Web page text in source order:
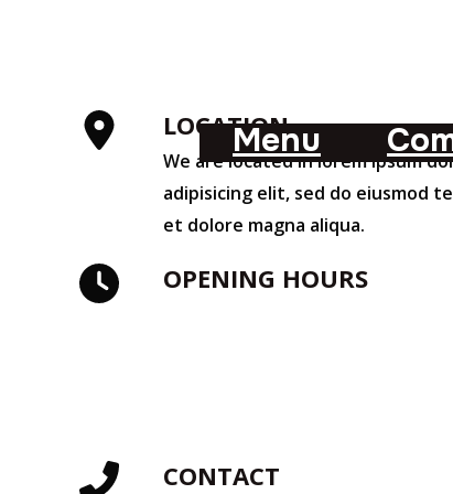
Menu
LOCATION
We are located in lorem ipsum
adipisicing elit, sed do eiusmod
et dolore magna aliqua.
OPENING HOURS
CONTACT